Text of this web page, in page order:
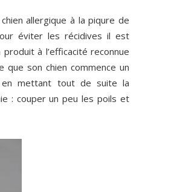
allergique à la piqure de
éviter les récidives il est
à l’efficacité reconnue
que son chien commence un
en mettant tout de suite la
: couper un peu les poils et
sera envoyé.